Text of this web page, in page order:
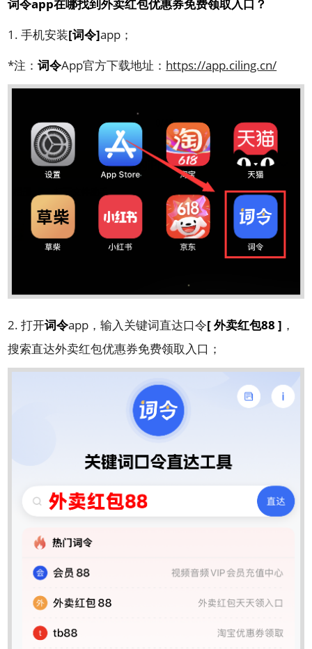
词令app在哪找到外卖红包优惠券免费领取入口？
1. 手机安装[词令]app；
*注：词令App官方下载地址： https://app.ciling.cn/
2. 打开词令app，输入关键词直达口令[ 外卖红包88 ] ，
搜索直达外卖红包优惠券免费领取入口；